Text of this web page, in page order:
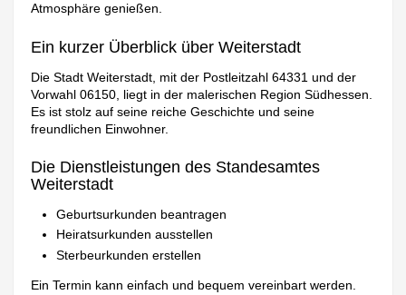
Atmosphäre genießen.
Ein kurzer Überblick über Weiterstadt
Die Stadt Weiterstadt, mit der Postleitzahl 64331 und der
Vorwahl 06150, liegt in der malerischen Region Südhessen.
Es ist stolz auf seine reiche Geschichte und seine
freundlichen Einwohner.
Die Dienstleistungen des Standesamtes
Weiterstadt
Geburtsurkunden beantragen
Heiratsurkunden ausstellen
Sterbeurkunden erstellen
Ein Termin kann einfach und bequem vereinbart werden.